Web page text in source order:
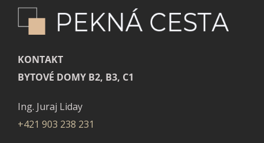
KONTAKT
BYTOVÉ DOMY B2, B3, C1
Ing. Juraj Liday
+421 903 238 231